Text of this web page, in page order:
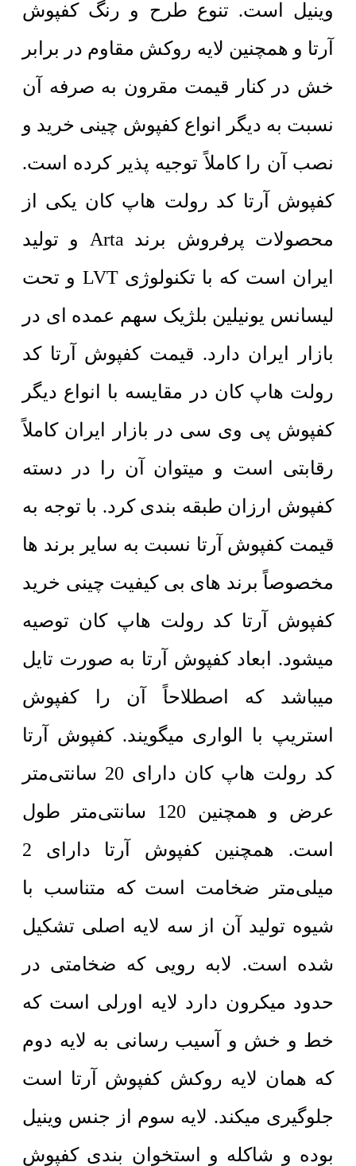
وینیل است. تنوع طرح و رنگ کفپوش
آرتا و همچنین لایه روکش مقاوم در برابر
خش در کنار قیمت مقرون به صرفه آن
نسبت به دیگر انواع کفپوش چینی خرید و
نصب آن را کاملاً توجیه پذیر کرده است.
کفپوش آرتا کد رولت هاپ کان یکی از
محصولات پرفروش برند Arta و تولید
ایران است که با تکنولوژی LVT و تحت
لیسانس یونیلین بلژیک سهم عمده ای در
بازار ایران دارد. قیمت کفپوش آرتا کد
رولت هاپ کان در مقایسه با انواع دیگر
کفپوش پی وی سی در بازار ایران کاملاً
رقابتی است و میتوان آن را در دسته
کفپوش ارزان طبقه بندی کرد. با توجه به
قیمت کفپوش آرتا نسبت به سایر برند ها
مخصوصاً برند های بی کیفیت چینی خرید
کفپوش آرتا کد رولت هاپ کان توصیه
میشود. ابعاد کفپوش آرتا به صورت تایل
میباشد که اصطلاحاً آن را کفپوش
استریپ با الواری میگویند. کفپوش آرتا
کد رولت هاپ کان دارای 20 سانتی‌متر
عرض و همچنین 120 سانتی‌متر طول
است. همچنین کفپوش آرتا دارای 2
میلی‌متر ضخامت است که متناسب با
شیوه تولید آن از سه لایه اصلی تشکیل
شده است. لابه رویی که ضخامتی در
حدود میکرون دارد لایه اورلی است که
خط و خش و آسیب رسانی به لایه دوم
که همان لایه روکش کفپوش آرتا است
جلوگیری میکند. لایه سوم از جنس وینیل
بوده و شاکله و استخوان بندی کفپوش